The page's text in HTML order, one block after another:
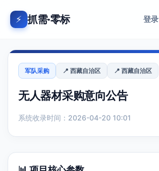
⚡ 抓需·零标 登录
军队采购 📍 西藏自治区 📍 西藏自治区
无人器材采购意向公告
系统收录时间：2026-04-20 10:01